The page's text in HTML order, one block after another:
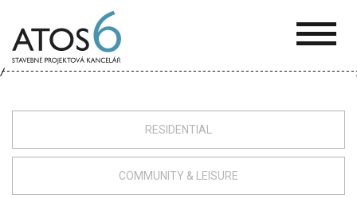
6
RESIDENTIAL
COMMUNITY & LEISURE